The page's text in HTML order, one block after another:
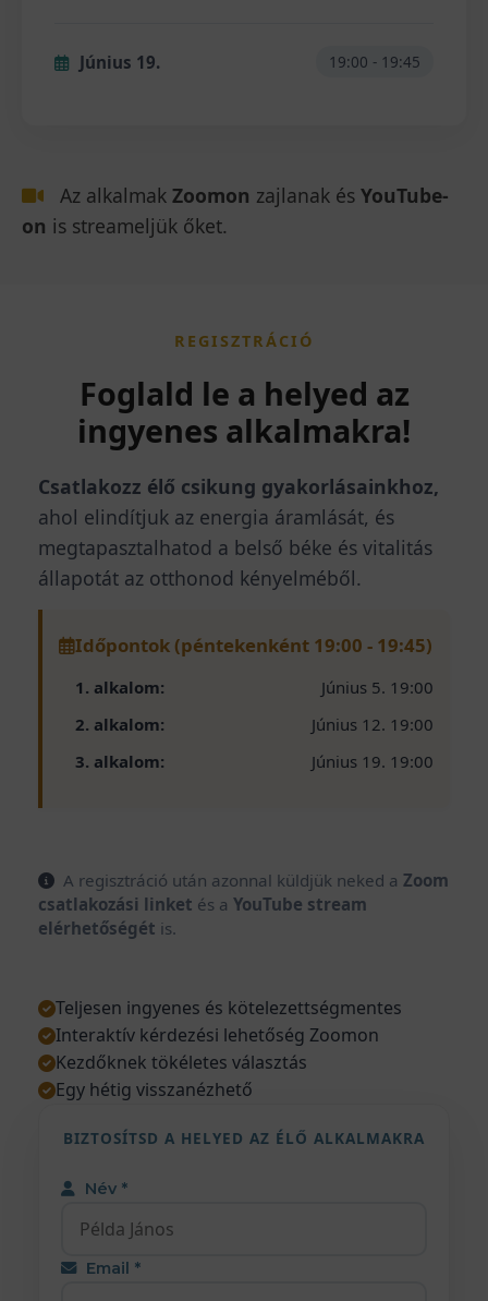
Június 19. 19:00 - 19:45
Az alkalmak Zoomon zajlanak és YouTube-
on is streameljük őket.
REGISZTRÁCIÓ
Foglald le a helyed az
ingyenes alkalmakra!
Csatlakozz élő csikung gyakorlásainkhoz,
ahol elindítjuk az energia áramlását, és
megtapasztalhatod a belső béke és vitalitás
állapotát az otthonod kényelméből.
Időpontok (péntekenként 19:00 - 19:45)
1. alkalom:
Június 5. 19:00
2. alkalom:
Június 12. 19:00
3. alkalom:
Június 19. 19:00
A regisztráció után azonnal küldjük neked a Zoom
csatlakozási linket és a YouTube stream
elérhetőségét is.
Teljesen ingyenes és kötelezettségmentes
Interaktív kérdezési lehetőség Zoomon
Kezdőknek tökéletes választás
Egy hétig visszanézhető
BIZTOSÍTSD A HELYED AZ ÉLŐ ALKALMAKRA
Név *
Email *